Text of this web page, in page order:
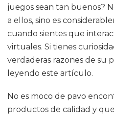
juegos sean tan buenos?
a ellos, sino es
cuando sientes que
virtuales. Si tienes
verdaderas razones de su
leyendo este artículo.
No es moco de pavo
productos de calidad y